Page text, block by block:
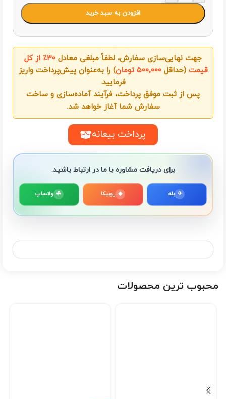
افزودن به سبد خرید
جهت نهایی‌سازی سفارش، لطفاً مبلغی معادل
۳۰٪ از کل
قیمت (حداقل۵۰۰٬۰۰۰ تومان
) را به‌عنوان پیش‌پرداخت واریز
فرمایید.
پس از ثبت موفق پرداخت، فرآیند آماده‌سازی و ساخت
سفارش شما آغاز خواهد شد.
پرداخت بیعانه
برای دریافت مشاوره با ما در ارتباط باشید.
✈ بله ◆ روبیکا ☘ واتساپ
محبوب ترین محصولات